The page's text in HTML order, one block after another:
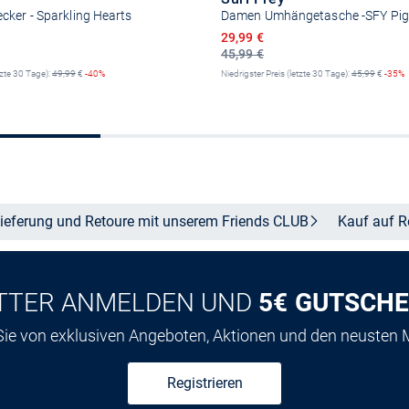
- Sparkling Hearts
30 Tage):49,99€ -40%
Damen Umhängetasche -SFY
45,99 €
Ermäßigter Preis
29,99 €
Niedrigster Preis (letzte 30 Tage):45,99€ -35%
und Retoure mit unserem Friends CLUB Kauf auf
ANMELDEN UND 5€
von exklusiven Angeboten, Aktionen und den neusten
Registrieren